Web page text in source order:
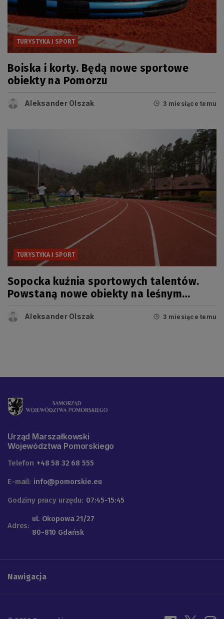
TURYSTYKA I SPORT
Boiska i korty. Będą nowe sportowe
obiekty na Pomorzu
Aleksander Olszak 3 miesiące temu
TURYSTYKA I SPORT
Sopocka kuźnia sportowych talentów.
Powstaną nowe obiekty na leśnym
Aleksander Olszak 3 miesiące temu
Urząd Marszałkowski
Województwa Pomorskiego
Telefon +48 58 32 68 555
E-mail: info@pomorskie.eu
Godziny pracy urzędu: 07:45-15:45
Adres:
ul. Okopowa 21/27
80-810 Gdańsk
Nawigacja